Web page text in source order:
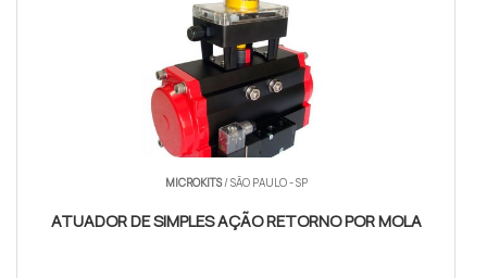
MICROKITS/ SÃO PAULO - SP
ATUADOR DE SIMPLES AÇÃO RETORNO POR MOLA